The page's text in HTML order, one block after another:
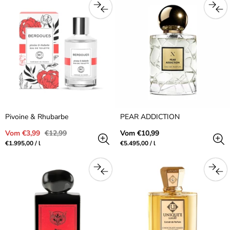
Pivoine & Rhubarbe
Verkaufspreis
Vom €3,99 Regulärer
€12,99
Preis
€1.995,00/pro
l
PEAR ADDICTION
Regulärer
Preis
Vom €10,99
Preis
€5.495,00/pro
l